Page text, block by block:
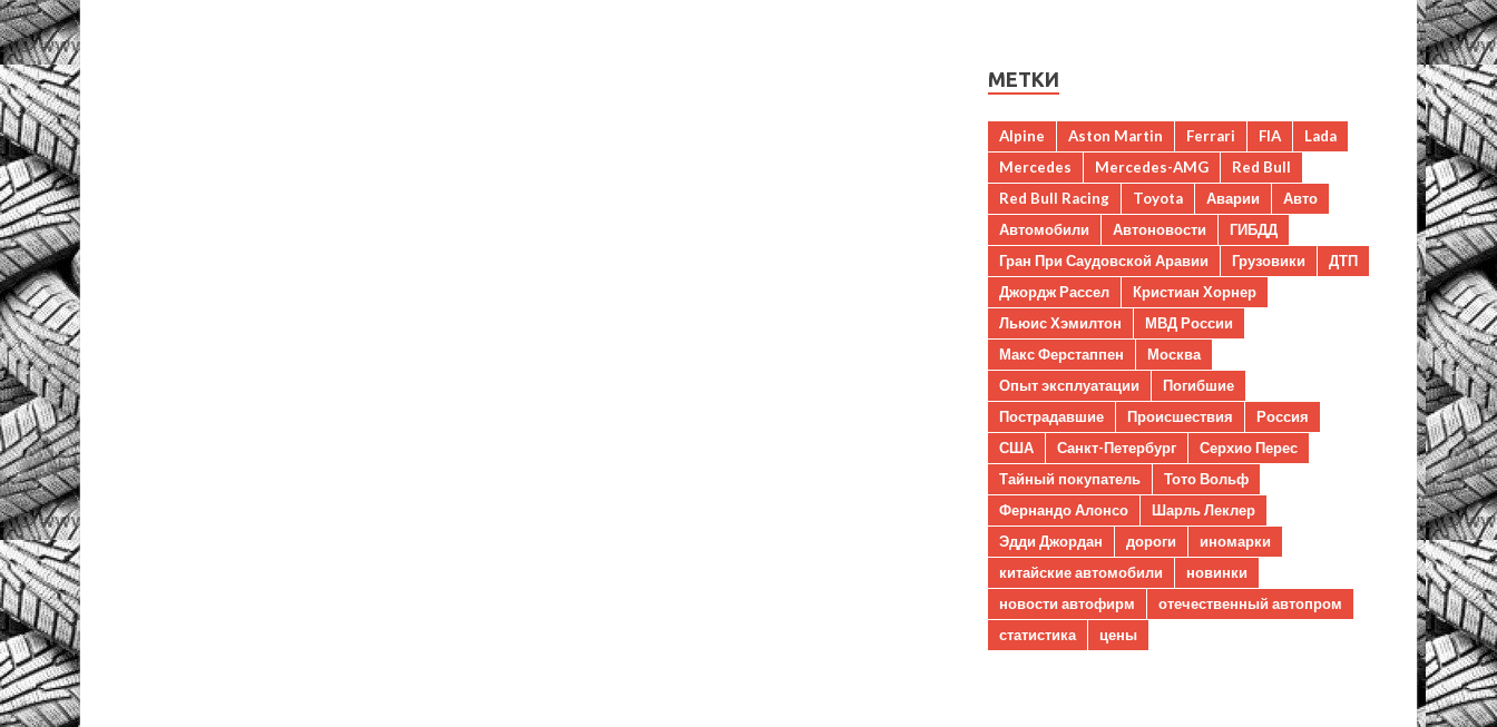
МЕТКИ
Alpine Aston Martin Ferrari FIA
Lada
Mercedes
Mercedes-AMG
Red Bull
Red Bull Racing
Toyota Аварии
Авто
Автомобили
Автоновости
ГИБДД
Гран При Саудовской Аравии
Грузовики
ДТП
Джордж Рассел
Кристиан Хорнер
Льюис Хэмилтон
МВД России
Макс Ферстаппен
Москва
Опыт эксплуатации
Погибшие
Пострадавшие
Происшествия
Россия
США
Санкт-Петербург
Серхио Перес
Тайный покупатель
Тото Вольф
Фернандо Алонсо
Шарль Леклер
Эдди Джордан
дороги
иномарки
китайские автомобили
новинки
новости автофирм
отечественный автопром
статистика
цены